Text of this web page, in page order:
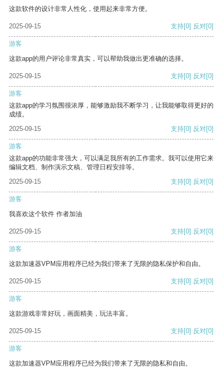
这款软件的设计非常人性化，使用起来非常方便。
2025-09-15 支持[0] 反对[0]
游客
这款app的用户评论非常真实，可以帮助我做出更准确的选择。
2025-09-15 支持[0] 反对[0]
游客
这款app的学习氛围很浓厚，能够激励我不断学习，让我能够取得更好的
成绩。
2025-09-15
支持[0] 反对[0]
游客
这款app的功能非常强大，可以满足我所有的工作需求。我可以使用它来
编辑文档、制作演示文稿、管理日程安排等。
2025-09-15
支持[0] 反对[0]
游客
我喜欢这个软件 作者加油
2025-09-15 支持[0] 反对[0]
游客
这款加速器VPM应用程序已经为我们带来了无限的隐私保护和自由。
2025-09-15 支持[0] 反对[0]
游客
这款游戏非常好玩，画面精美，玩法丰富。
2025-09-15 支持[0] 反对[0]
游客
这款加速器VPM应用程序已经为我们带来了无限的隐私和自由。